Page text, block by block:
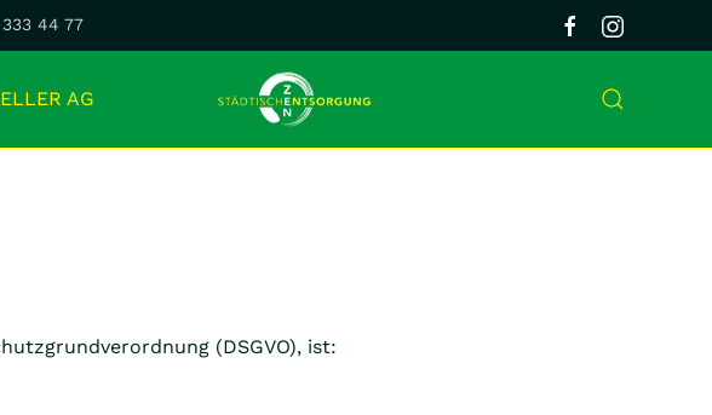
44 77
AG
(DSGVO), ist: